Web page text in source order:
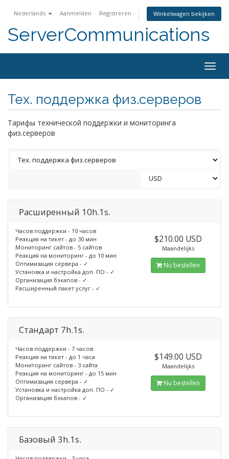
Nederlands Aanmelden Registreren Winkelwagen bekijken
ServerCommunications
Тех. поддержка физ.серверов
Тарифы технической поддержки и мониторинга
физ.серверов
Расширенный 10h.1s.
Часов поддержки - 10 часов
Реакция на тикет - до 30 мин
Мониторинг сайтов - 5 сайтов
Реакция на мониторинг - до 10 мин
Оптимизация сервера - ✓
Установка и настройка доп. ПО - ✓
Организация бэкапов - ✓
Расширенный пакет услуг - ✓
$210.00 USD
Maandelijks
Nu bestellen
Стандарт 7h.1s.
Часов поддержки - 7 часов
Реакция на тикет - до 1 часа
Мониторинг сайтов - 3 сайта
Реакция на мониторинг - до 15 мин
Оптимизация сервера - ✓
Установка и настройка доп. ПО - ✓
Организация бэкапов - ✓
$149.00 USD
Maandelijks
Nu bestellen
Базовый 3h.1s.